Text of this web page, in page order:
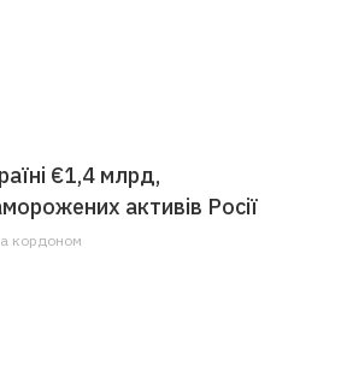
€1,4 млрд,
активів Росії
кордоном